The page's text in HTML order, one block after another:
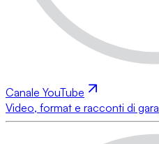
Canale YouTube
Video, format e racconti di gara